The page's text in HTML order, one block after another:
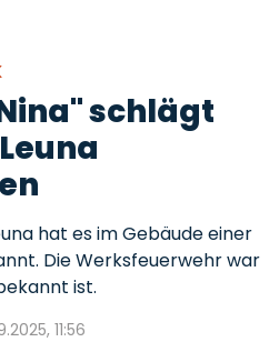
schlägt
hat es im Gebäude einer
Die Werksfeuerwehr war
ist.
11:56